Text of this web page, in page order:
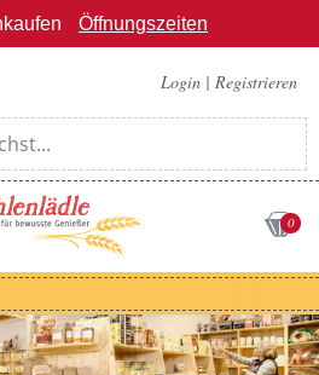
Öffnungszeiten
Login | Registrieren
0